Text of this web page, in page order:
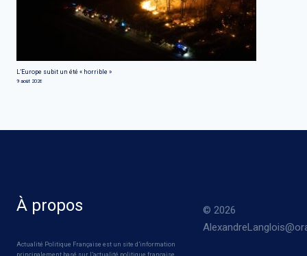
L’Europe subit un été « horrible »
9 août 2026
À propos
Actualité Politique Française est un site d’information
principalement basé sur l’actualité politique française.
© 2026